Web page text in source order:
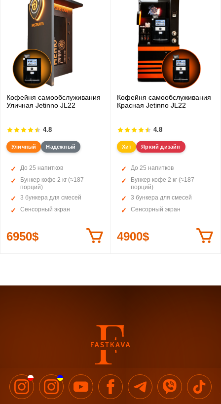
Кофейня самообслуживания
Уличная Jetinno JL22
4.8
Уличный Надежный
До 25 напитков
Бункер кофе 2 кг (≈187
порций)
3 бункера для смесей
Сенсорный экран
6950$
Кофейня самообслуживания
Красная Jetinno JL22
4.8
Хит Яркий дизайн
До 25 напитков
Бункер кофе 2 кг (≈187
порций)
3 бункера для смесей
Сенсорный экран
4900$